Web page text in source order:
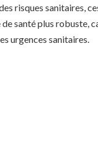
risques sanitaires,
santé plus robuste,
urgences sanitaires.